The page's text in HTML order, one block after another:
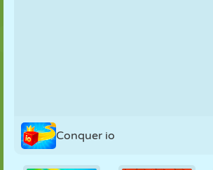
Conquer io